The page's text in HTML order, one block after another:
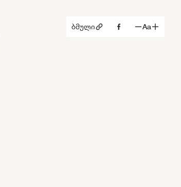
ბმული Aa